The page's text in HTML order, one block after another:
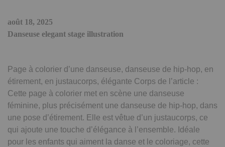
août 18, 2025
Danseuse elegant stage illustration
Page à colorier d’une danseuse, danseuse de hip-hop, en
étirement, en justaucorps, élégante Corps de l’article :
Cette page à colorier met en scène une danseuse
féminine, plus précisément une danseuse de hip-hop, dans
une pose d’étirement. Elle est vêtue d’un justaucorps, ce
qui ajoute une touche d’élégance à l’ensemble. Idéale
pour les enfants qui aiment la danse et le coloriage, cette